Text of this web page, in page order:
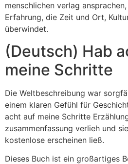
menschlichen verlag
Erfahrung, die Zeit und Ort,
überwindet.
(Deutsch) Hab
meine Schritte
Die Weltbeschreibung war
einem klaren Gefühl für
acht auf meine Schritte
zusammenfassung verlieh und
kostenlose erscheinen ließ.
Dieses Buch ist ein großartiges